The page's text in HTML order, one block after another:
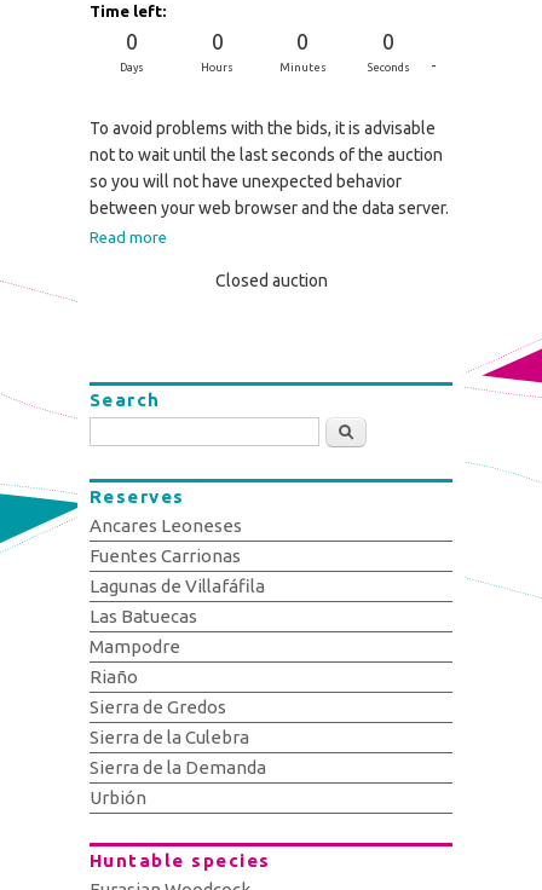
Time left:
0
Days
0
Hours
0
Minutes
0
Seconds -
To avoid problems with the bids, it is advisable
not to wait until the last seconds of the auction
so you will not have unexpected behavior
between your web browser and the data server.
Read more
Closed auction
Search
Search
Reserves
Ancares Leoneses
Fuentes Carrionas
Lagunas de Villafáfila
Las Batuecas
Mampodre
Riaño
Sierra de Gredos
Sierra de la Culebra
Sierra de la Demanda
Urbión
Huntable species